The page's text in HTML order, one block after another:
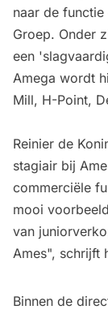
naar de
Groep. Onder
een
Amega wordt
Mill, H-Point,
Reinier de
stagiair bij
commerciële
mooi
van
Ames", schrijft
Binnen de